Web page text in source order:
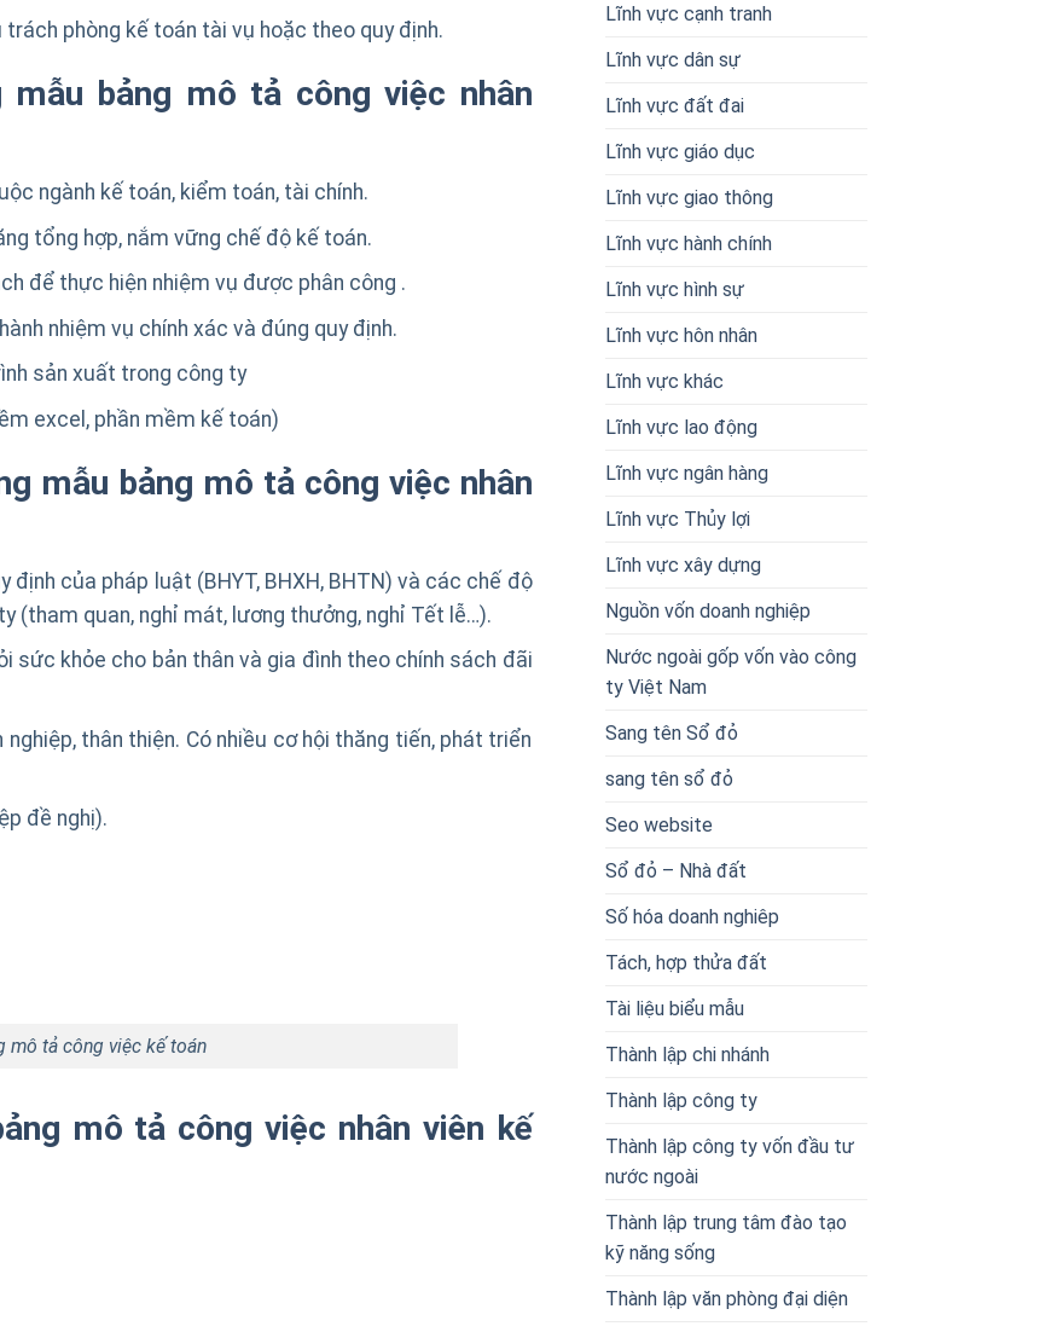
phòng kế toán tài vụ hoặc theo quy định.
mẫu bảng mô tả công việc nhân
ngành kế toán, kiểm toán, tài chính.
tổng hợp, nắm vững chế độ kế toán.
để thực hiện nhiệm vụ được phân công .
nhiệm vụ chính xác và đúng quy định.
sản xuất trong công ty
excel, phần mềm kế toán)
mẫu bảng mô tả công việc nhân
của pháp luật (BHYT, BHXH, BHTN) và các chế độ
(tham quan, nghỉ mát, lương thưởng, nghỉ Tết lễ…).
khỏe cho bản thân và gia đình theo chính sách đãi
thân thiện. Có nhiều cơ hội thăng tiến, phát triển
đề nghị).
mô tả công việc kế toán
mô tả công việc nhân viên kế
Lĩnh vực cạnh tranh
Lĩnh vực dân sự
Lĩnh vực đất đai
Lĩnh vực giáo dục
Lĩnh vực giao thông
Lĩnh vực hành chính
Lĩnh vực hình sự
Lĩnh vực hôn nhân
Lĩnh vực khác
Lĩnh vực lao động
Lĩnh vực ngân hàng
Lĩnh vực Thủy lợi
Lĩnh vực xây dựng
Nguồn vốn doanh nghiệp
Nước ngoài gốp vốn vào công
ty Việt Nam
Sang tên Sổ đỏ
sang tên sổ đỏ
Seo website
Sổ đỏ – Nhà đất
Số hóa doanh nghiêp
Tách, hợp thửa đất
Tài liệu biểu mẫu
Thành lập chi nhánh
Thành lập công ty
Thành lập công ty vốn đầu tư
nước ngoài
Thành lập trung tâm đào tạo
kỹ năng sống
Thành lập văn phòng đại diện